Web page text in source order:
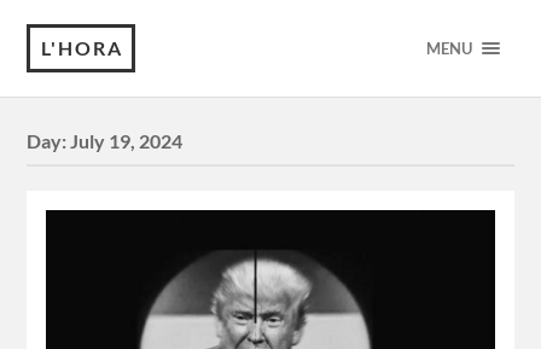
L'HORA MENU
Day:July 19, 2024